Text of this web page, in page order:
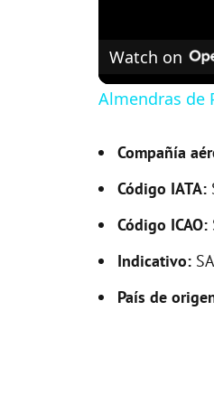
Watch on
Almendras de
Compañía
Código IATA:
Código ICAO:
Indicativo:
País de